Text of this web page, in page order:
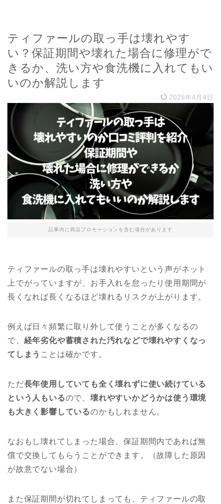
ティファールの取っ手は壊れやす
い？保証期間や壊れた場合に修理がで
きるか、洗い方や食洗機に入れてもい
いのか解説します
2025年4月4日
記事内に商品プロモーションを含む場合があります
ティファールの取っ手は壊れやすいという声がネット
上でがっていますが、お手入れを怠ったり使用期間が
長くなれば長くなるほど壊れるリスクが上がります。
例えば日々頻繁に取り外して使うことが多くなるの
で、 経年劣化や蓄積された汚れなどで壊れやすくなっ
てしまう ことは確かです。
ただ長年使用していても全く壊れずに使い続けている
という人もいるので、壊れやすいかどうかは使う環境
も大きく影響しているのかもしれません。
なおもし壊れてしまった場合、保証期間内であれば無
償で交換してもらうことができます。（故障した原因
が故意でない場合）
また保証期間が切れてしまっても、ティファールの取